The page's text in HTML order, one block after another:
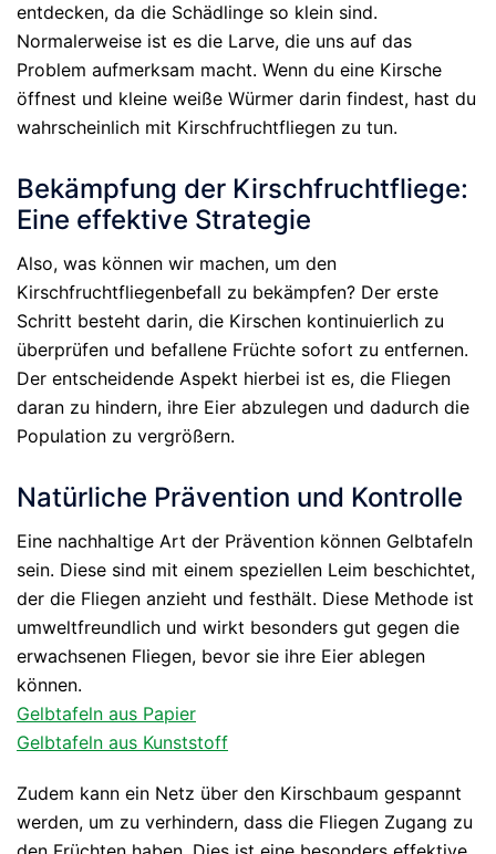
entdecken, da die Schädlinge so klein sind.
Normalerweise ist es die Larve, die uns auf das
Problem aufmerksam macht. Wenn du eine Kirsche
öffnest und kleine weiße Würmer darin findest, hast du
wahrscheinlich mit Kirschfruchtfliegen zu tun.
Bekämpfung der Kirschfruchtfliege:
Eine effektive Strategie
Also, was können wir machen, um den
Kirschfruchtfliegenbefall zu bekämpfen? Der erste
Schritt besteht darin, die Kirschen kontinuierlich zu
überprüfen und befallene Früchte sofort zu entfernen.
Der entscheidende Aspekt hierbei ist es, die Fliegen
daran zu hindern, ihre Eier abzulegen und dadurch die
Population zu vergrößern.
Natürliche Prävention und Kontrolle
Eine nachhaltige Art der Prävention können Gelbtafeln
sein. Diese sind mit einem speziellen Leim beschichtet,
der die Fliegen anzieht und festhält. Diese Methode ist
umweltfreundlich und wirkt besonders gut gegen die
erwachsenen Fliegen, bevor sie ihre Eier ablegen
können.
Gelbtafeln aus Papier
Gelbtafeln aus Kunststoff
Zudem kann ein Netz über den Kirschbaum gespannt
werden, um zu verhindern, dass die Fliegen Zugang zu